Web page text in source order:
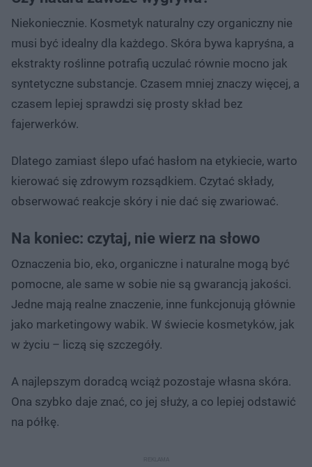
Niekoniecznie. Kosmetyk naturalny czy organiczny nie
musi być idealny dla każdego. Skóra bywa kapryśna, a
ekstrakty roślinne potrafią uczulać równie mocno jak
syntetyczne substancje. Czasem mniej znaczy więcej, a
czasem lepiej sprawdzi się prosty skład bez
fajerwerków.
Dlatego zamiast ślepo ufać hasłom na etykiecie, warto
kierować się zdrowym rozsądkiem. Czytać składy,
obserwować reakcje skóry i nie dać się zwariować.
Na koniec: czytaj, nie wierz na słowo
Oznaczenia bio, eko, organiczne i naturalne mogą być
pomocne, ale same w sobie nie są gwarancją jakości.
Jedne mają realne znaczenie, inne funkcjonują głównie
jako marketingowy wabik. W świecie kosmetyków, jak
w życiu – liczą się szczegóły.
A najlepszym doradcą wciąż pozostaje własna skóra.
Ona szybko daje znać, co jej służy, a co lepiej odstawić
na półkę.